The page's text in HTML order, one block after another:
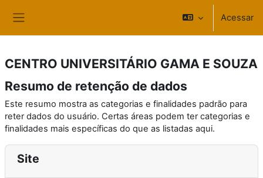
Acessar
CENTRO UNIVERSITÁRIO GAMA E SOUZA
Resumo de retenção de dados
Este resumo mostra as categorias e finalidades padrão para
reter dados do usuário. Certas áreas podem ter categorias e
finalidades mais específicas do que as listadas aqui.
Site